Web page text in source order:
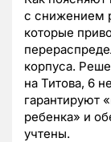
с снижением
которые
корпуса.
на Титова, 6
гарантируют
ребенка» и
учтены.